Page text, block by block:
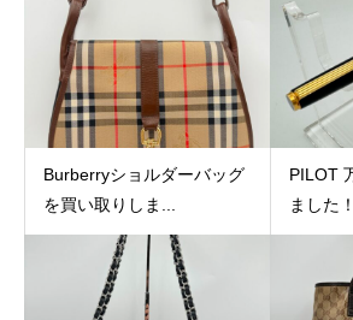
Burberryショルダーバッグ
を買い取りしま...
PILOT
ました！